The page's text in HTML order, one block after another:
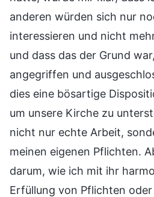
anderen würden sich nur
interessieren und nicht
und dass das der Grund
angegriffen und
dies eine bösartige
um unsere Kirche zu
nicht nur echte Arbeit,
meinen eigenen Pflichten.
darum, wie ich mit ihr
Erfüllung von Pflichten